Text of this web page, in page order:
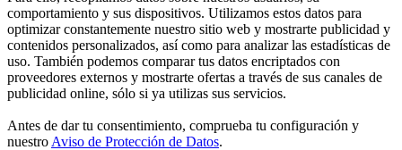
comportamiento y sus dispositivos. Utilizamos estos datos para
optimizar constantemente nuestro sitio web y mostrarte publicidad y
contenidos personalizados, así como para analizar las estadísticas de
uso. También podemos comparar tus datos encriptados con
proveedores externos y mostrarte ofertas a través de sus canales de
publicidad online, sólo si ya utilizas sus servicios.
Antes de dar tu consentimiento, comprueba tu configuración y
nuestro Aviso de Protección de Datos.